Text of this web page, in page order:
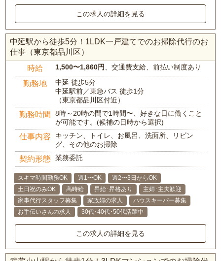
この求人の詳細を見る
中延駅から徒歩5分！1LDK一戸建てでのお掃除代行のお
仕事（東京都品川区）
時給 1,500〜1,860円 、交通費支給、前払い制度あり
勤務地
中延 徒歩5分
中延駅前／東急バス 徒歩1分
（東京都品川区付近）
勤務時間
8時～20時の間で1時間〜、好きな日に働くこと
が可能です。(候補の日時から選択)
仕事内容
キッチン、トイレ、お風呂、洗面所、リビン
グ、その他のお掃除
契約形態 業務委託
スキマ時間勤務OK 週1〜OK
週2〜3日からOK
土日祝のみOK
高時給 昇給･昇格あり
主婦･主夫歓迎
家事代行スタッフ募集
家政婦の求人
ハウスキーパー募集
お手伝いさんの求人
30代･40代･50代活躍中
この求人の詳細を見る